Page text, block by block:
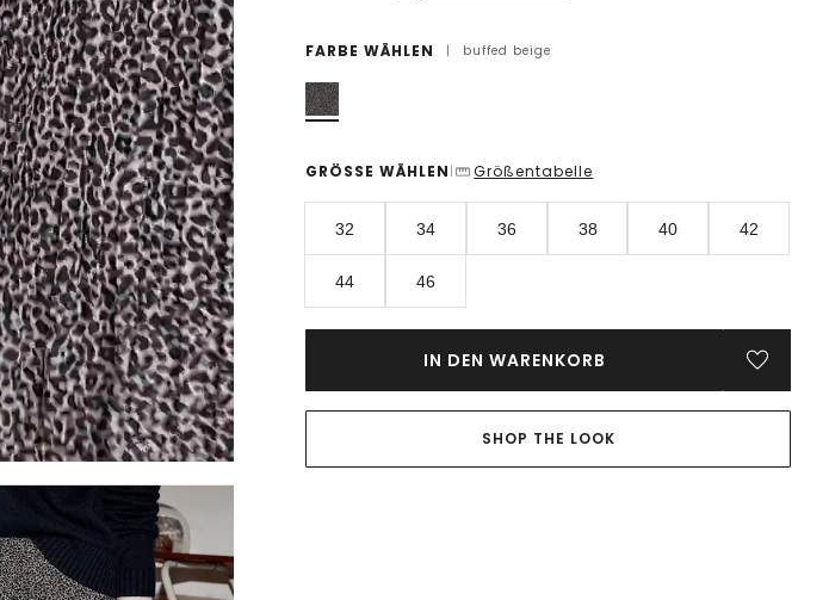
FARBE WÄHLEN | buffed beige
GRÖSSE WÄHLEN | Größentabelle
32 34 36 38 40 42
44 46
IN DEN WARENKORB
SHOP THE LOOK